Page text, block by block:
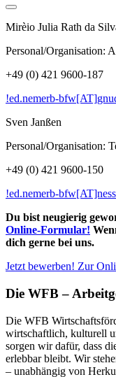
Mirèio Julia Rath da
Personal/Organisation:
+49 (0) 421 9600-187
!ed.nemerb-
Sven Janßen
Personal/Organisation:
+49 (0) 421 9600-150
!ed.nemerb-
Du bist neugierig
Online-Formular!
dich gerne bei uns.
Jetzt bewerben! Zur
Die WFB –
Die WFB
wirtschaftlich, kulturell
sorgen wir dafür, dass
erlebbar bleibt. Wir
– unabhängig von